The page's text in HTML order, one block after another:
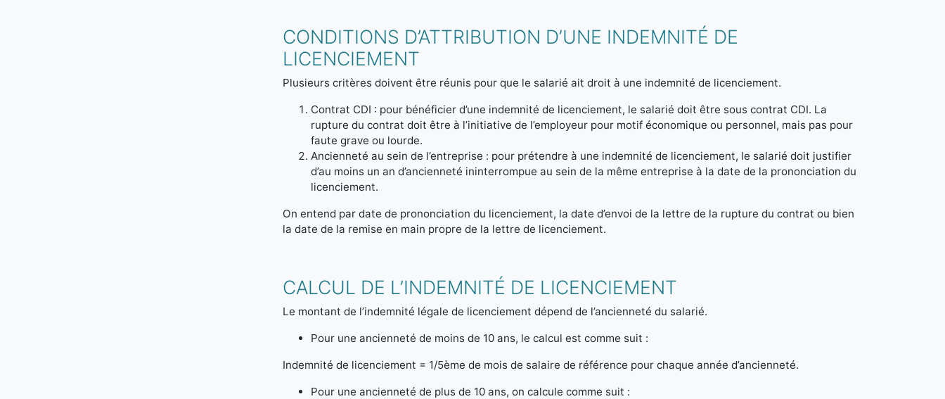
CONDITIONS D’ATTRIBUTION D’UNE INDEMNITÉ DE
LICENCIEMENT
Plusieurs critères doivent être réunis pour que le salarié ait droit à une indemnité de licenciement.
Contrat CDI : pour bénéficier d’une indemnité de licenciement, le salarié doit être sous contrat CDI. La
rupture du contrat doit être à l’initiative de l’employeur pour motif économique ou personnel, mais pas pour
faute grave ou lourde.
Ancienneté au sein de l’entreprise : pour prétendre à une indemnité de licenciement, le salarié doit justifier
d’au moins un an d’ancienneté ininterrompue au sein de la même entreprise à la date de la prononciation du
licenciement.
On entend par date de prononciation du licenciement, la date d’envoi de la lettre de la rupture du contrat ou bien
la date de la remise en main propre de la lettre de licenciement.
CALCUL DE L’INDEMNITÉ DE LICENCIEMENT
Le montant de l’indemnité légale de licenciement dépend de l’ancienneté du salarié.
Pour une ancienneté de moins de 10 ans, le calcul est comme suit :
Indemnité de licenciement = 1/5ème de mois de salaire de référence pour chaque année d’ancienneté.
Pour une ancienneté de plus de 10 ans, on calcule comme suit :